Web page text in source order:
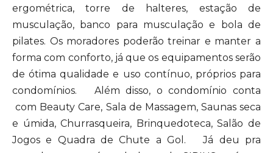
ergométrica, torre de halteres, estação de
musculação, banco para musculação e bola de
pilates. Os moradores poderão treinar e manter a
forma com conforto, já que os equipamentos serão
de ótima qualidade e uso contínuo, próprios para
condomínios. Além disso, o condomínio conta
com Beauty Care, Sala de Massagem, Saunas seca
e úmida, Churrasqueira, Brinquedoteca, Salão de
Jogos e Quadra de Chute a Gol. Já deu pra